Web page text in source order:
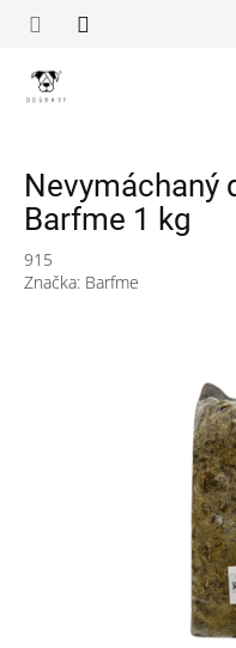
Nevymáchaný
Barfme 1 kg
915
Značka: Barfme